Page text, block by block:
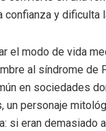
confianza y dificulta
el modo de vida
al síndrome de
en sociedades
un personaje
si eran demasiado